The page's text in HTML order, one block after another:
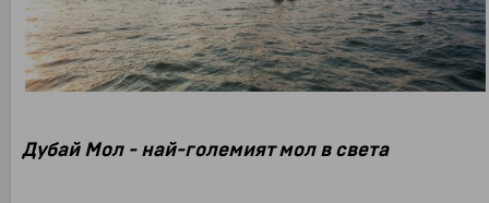
Дубай Мол - най-големият мол в света